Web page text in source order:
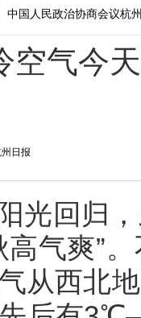
中国人民政治协商会议杭
空气今
日报
光回归
高气爽”
从西北